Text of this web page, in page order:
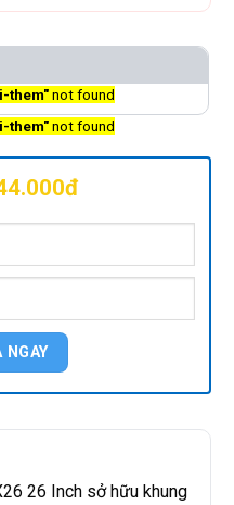
them"not found
them"not found
26 Inch sở hữu khung